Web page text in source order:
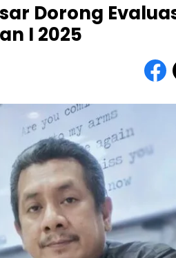
Dorong
I 2025